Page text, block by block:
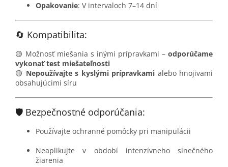
Opakovanie: V intervaloch 7–14 dní
🔄 Kompatibilita:
🟡 Možnosť miešania s inými prípravkami – odporúčame
vykonať test miešateľnosti
🟡 Nepoužívajte s kyslými prípravkami alebo hnojivami
obsahujúcimi síru
🛡️ Bezpečnostné odporúčania:
Používajte ochranné pomôcky pri manipulácii
Neaplikujte v období intenzívneho slnečného
žiarenia